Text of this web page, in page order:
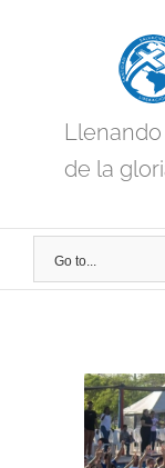
de la
Go to...
View
Larger
Image